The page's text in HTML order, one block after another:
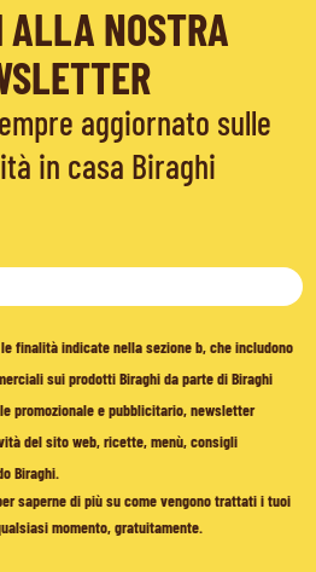
NOSTRA
aggiornato sulle
in casa Biraghi
finalità indicate nella sezione b, che includono
sui prodotti Biraghi da parte di Biraghi
promozionale e pubblicitario, newsletter
del sito web, ricette, menù, consigli
Biraghi.
saperne di più su come vengono trattati i tuoi
momento, gratuitamente.